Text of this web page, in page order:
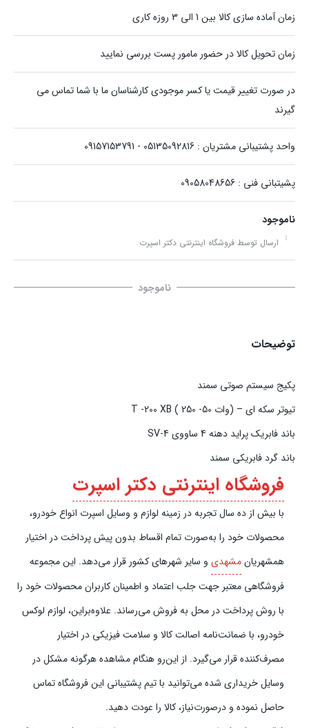
زمان آماده سازی کالا بین 1 الی 3 روزه کاری
زمان تحویل کالا در حضور مامور پست بررسی نمایید
در صورت تغییر قیمت یا کسر موجودی کارشناسان ما با شما تماس می
گیرند
واحد پشتیبانی مشتریان : 05135092816 - 09157153791
پشیتبانی فنی : 09058048656
ناموجود
ارسال توسط فروشگاه اینترنتی دکتر اسپرت
ناموجود
توضیحات
پکیج سیستم صوتی سمند
تیوتر سکه ای – (وات T -200 XB ( 250 -50
باند فابریک پراید دهنه 4 ساووی SV-4
باند گرد فابریکی سمند
فروشگاه اینترنتی دکتر اسپرت
با بیش از ده سال تجربه در زمینه لوازم و وسایل اسپرت انواع خودرو،
محصولات خود را به‌صورت تمام اقساط بدون پیش‌‎ پرداخت در اختیار
همشهریانمشهدی و سایر شهرهای کشور قرار می‌دهد. این مجموعه
فروشگاهی معتبر جهت جلب اعتماد و اطمینان کاربران محصولات خود را
با روش پرداخت در محل به فروش می‌رساند. علاوه‌بر‌این، لوازم لوکس
خودرو، با ضمانت‌نامه اصالت کالا و سلامت فیزیکی در اختیار
مصرف‌کننده قرار می‌گیرد. از این‌رو هنگام مشاهده هرگونه مشکل در
وسایل خریداری شده می‌توانید با تیم پشتیبانی این فروشگاه تماس
حاصل نموده و در‌صورت‌نیاز، کالا را عودت دهید.